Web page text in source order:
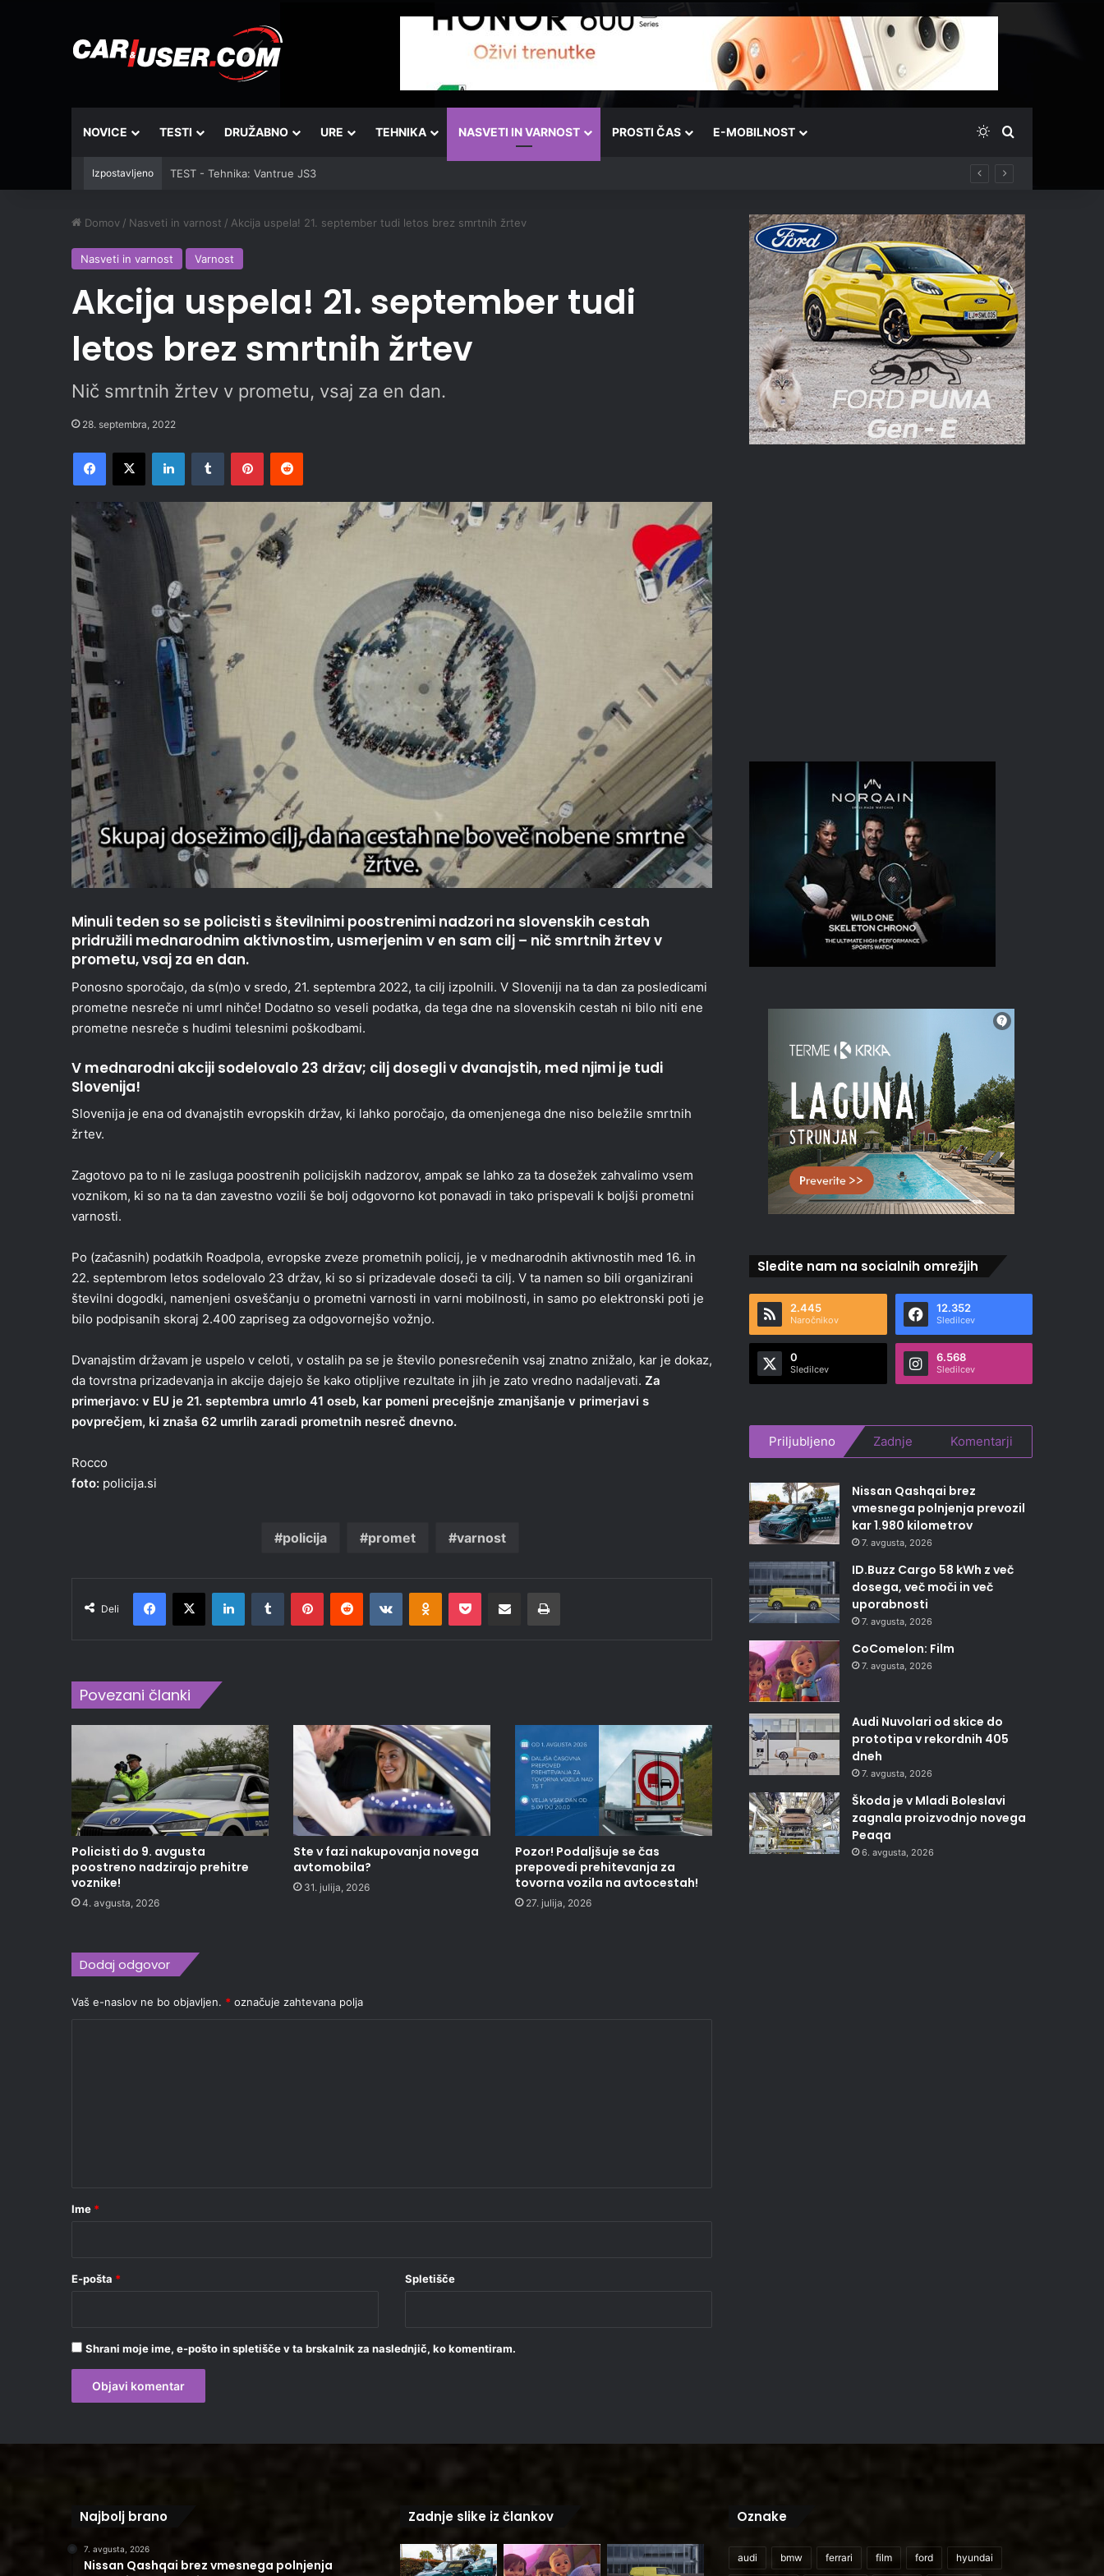
NOVICE TESTI DRUŽABNO URE TEHNIKA NASVETI IN VARNOST PROSTI ČAS E-MOBILNOST Switch skin
Išči
Izpostavljeno TEST - Tehnika: Vantrue JS3
Domov / Nasveti in varnost / Akcija uspela! 21. september tudi letos brez smrtnih žrtev
Nasveti in varnost Varnost
Akcija uspela! 21. september tudi
letos brez smrtnih žrtev
Nič smrtnih žrtev v prometu, vsaj za en dan.
28. septembra, 2022
Facebook
X LinkedInTumblr PinterestReddit
Minuli teden so se policisti s številnimi poostrenimi nadzori na slovenskih cestah
pridružili mednarodnim aktivnostim, usmerjenim v en sam cilj – nič smrtnih žrtev v
prometu, vsaj za en dan.
Ponosno sporočajo, da s(m)o v sredo, 21. septembra 2022, ta cilj izpolnili. V Sloveniji na ta dan za posledicami
prometne nesreče ni umrl nihče! Dodatno so veseli podatka, da tega dne na slovenskih cestah ni bilo niti ene
prometne nesreče s hudimi telesnimi poškodbami.
V mednarodni akciji sodelovalo 23 držav; cilj dosegli v dvanajstih, med njimi je tudi
Slovenija!
Slovenija je ena od dvanajstih evropskih držav, ki lahko poročajo, da omenjenega dne niso beležile smrtnih
žrtev.
Zagotovo pa to ni le zasluga poostrenih policijskih nadzorov, ampak se lahko za ta dosežek zahvalimo vsem
voznikom, ki so na ta dan zavestno vozili še bolj odgovorno kot ponavadi in tako prispevali k boljši prometni
varnosti.
Po (začasnih) podatkih Roadpola, evropske zveze prometnih policij, je v mednarodnih aktivnostih med 16. in
22. septembrom letos sodelovalo 23 držav, ki so si prizadevale doseči ta cilj. V ta namen so bili organizirani
številni dogodki, namenjeni osveščanju o prometni varnosti in varni mobilnosti, in samo po elektronski poti je
bilo podpisanih skoraj 2.400 zapriseg za odgovornejšo vožnjo.
Dvanajstim državam je uspelo v celoti, v ostalih pa se je število ponesrečenih vsaj znatno znižalo, kar je dokaz,
da tovrstna prizadevanja in akcije dajejo še kako otipljive rezultate in jih je zato vredno nadaljevati. Za
primerjavo: v EU je 21. septembra umrlo 41 oseb, kar pomeni precejšnje zmanjšanje v primerjavi s
povprečjem, ki znaša 62 umrlih zaradi prometnih nesreč dnevno.
Rocco
foto: policija.si
policija promet varnost
Deli
Facebook
X LinkedInTumblr PinterestReddit VKontakteOdnoklassniki
Pocket Deli po epošti Natisni
Povezani članki
Policisti do 9. avgusta
poostreno nadzirajo prehitre
voznike!
4. avgusta, 2026
Ste v fazi nakupovanja novega
avtomobila?
31. julija, 2026
Pozor! Podaljšuje se čas
prepovedi prehitevanja za
tovorna vozila na avtocestah!
27. julija, 2026
Dodaj odgovor
Vaš e-naslov ne bo objavljen. * označuje zahtevana polja
r
Ime *
E-pošta * Spletišče
Shrani moje ime, e-pošto in spletišče v ta brskalnik za naslednjič, ko komentiram.
Sledite nam na socialnih omrežjih
2.445
Naročnikov
12.352
Sledilcev
0
Sledilcev
6.568
Sledilcev
Priljubljeno Zadnje Komentarji
Nissan Qashqai brez
vmesnega polnjenja prevozil
kar 1.980 kilometrov
7. avgusta, 2026
ID.Buzz Cargo 58 kWh z več
dosega, več moči in več
uporabnosti
7. avgusta, 2026
CoComelon: Film
7. avgusta, 2026
Audi Nuvolari od skice do
prototipa v rekordnih 405
dneh
7. avgusta, 2026
Škoda je v Mladi Boleslavi
zagnala proizvodnjo novega
Peaqa
6. avgusta, 2026
Najbolj brano
7. avgusta, 2026
Nissan Qashqai brez vmesnega polnjenja
Zadnje slike iz člankov Oznake
audi bmw ferrari film ford hyundai